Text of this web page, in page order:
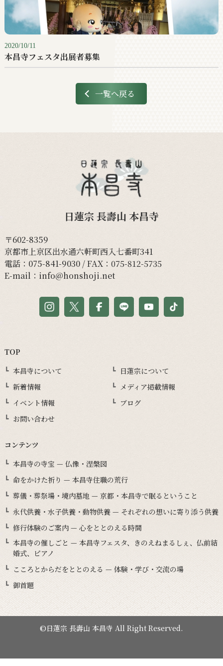
2020/10/11
本昌寺フェスタ出展者募集
一覧へ戻る
日蓮宗 長壽山 本昌寺
〒602-8359
京都市上京区出水通六軒町西入七番町341
電話： 075-841-9030/ FAX：075-812-5735
E-mail： info@honshoji.net
TOP
本昌寺について
日蓮宗について
新着情報
メディア掲載情報
イベント情報
ブログ
お問い合わせ
コンテンツ
本昌寺の寺宝 — 仏像・涅槃図
命をかけた祈り — 本昌寺住職の荒行
葬儀・葬祭場・境内墓地 — 京都・本昌寺で眠るということ
永代供養・水子供養・動物供養 — それぞれの想いに寄り添う供養
修行体験のご案内 — 心をととのえる時間
本昌寺の催しごと — 本昌寺フェスタ、きのえねまるしぇ、仏前結
婚式、ピアノ
こころとからだをととのえる — 体験・学び・交流の場
御首題
©日蓮宗 長壽山 本昌寺 All Right Reserved.